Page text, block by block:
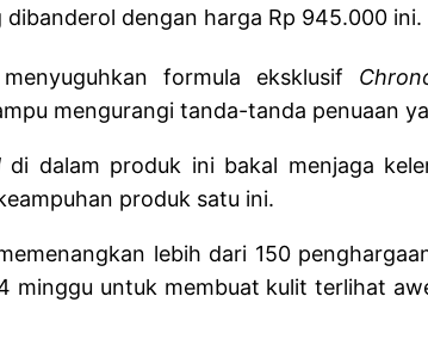
dengan harga Rp 945.000 ini.
formula eksklusif
mengurangi tanda-tanda penuaan
di dalam produk ini bakal menjaga
produk satu ini.
lebih dari 150
untuk membuat kulit terlihat